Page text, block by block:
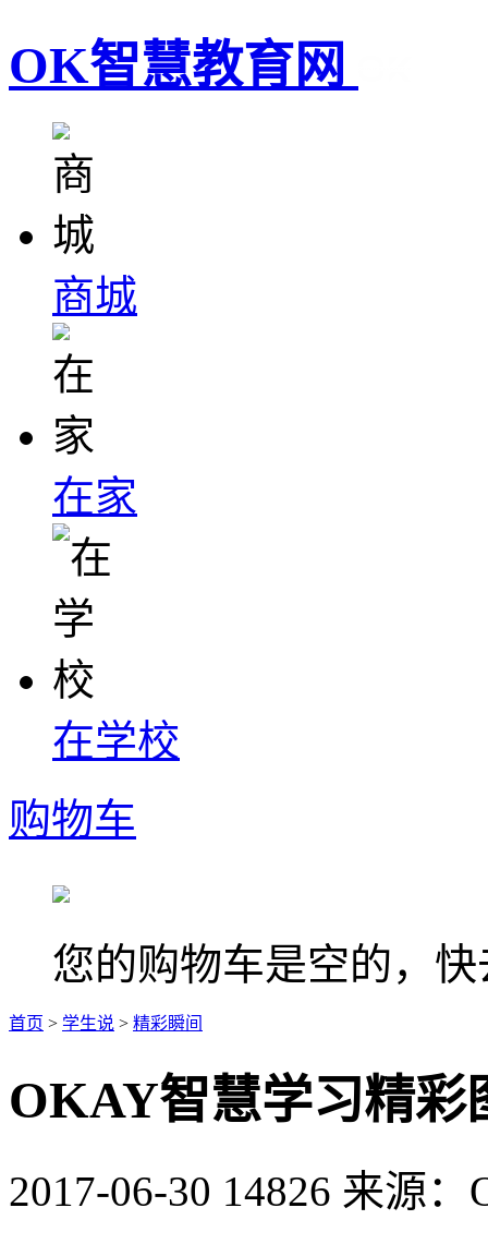
OK智慧教育网
商城
在家
在学校
购物车
您的购物车是空的，
首页 > 学生说 > 精彩瞬间
OKAY智慧学习精彩
2017-06-30 14826 来源：